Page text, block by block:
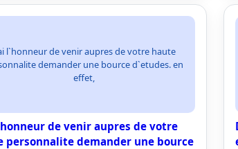
l`honneur de venir aupres de votre haute
demander une bource d`etudes. en
effet,
de venir aupres de votre
personnalite demander une bource